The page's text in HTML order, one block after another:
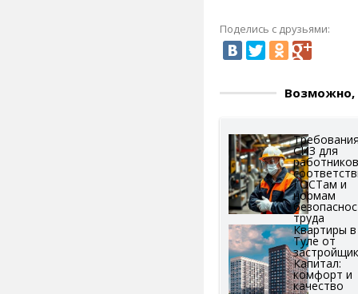
Поделись с друзьями:
Возможно,
СИЗ для
ГОСТам и
нормам
труда
Квартиры в
Туле от
Капитал:
комфорт и
качество